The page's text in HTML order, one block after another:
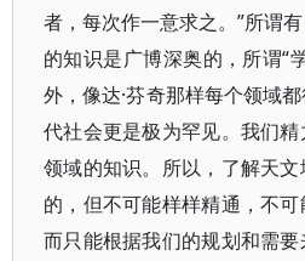
者，每次作一意求之。”所谓
的知识是广博深奥的，所谓“
外，像达·芬奇那样每个领域
代社会更是极为罕见。我们
领域的知识。所以，了解天
的，但不可能样样精通，不可
而只能根据我们的规划和需